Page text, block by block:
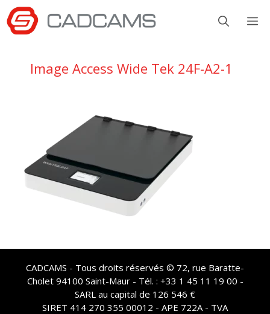
Aller
au
contenu
Image Access Wide Tek 24F-A2-1
CADCAMS - Tous droits réservés © 72, rue Baratte-
Cholet 94100 Saint-Maur - Tél. : +33 1 45 11 19 00 -
SARL au capital de 126 546 €
SIRET 414 270 355 00012 - APE 722A - TVA